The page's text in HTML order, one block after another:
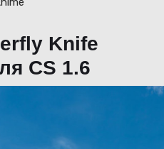
Knife
CS 1.6